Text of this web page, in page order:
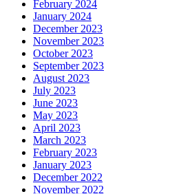
February 2024
January 2024
December 2023
November 2023
October 2023
September 2023
August 2023
July 2023
June 2023
May 2023
April 2023
March 2023
February 2023
January 2023
December 2022
November 2022